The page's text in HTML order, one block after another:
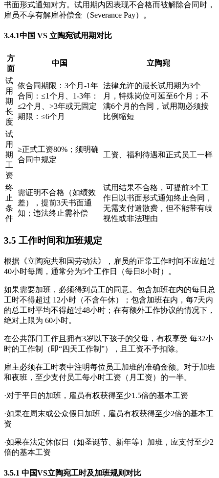
书面形式通知对方。试用期内因表现不合格而被解除合同时，
雇员不享有解雇补偿金（Severance Pay）。
3.4.1中国 VS 立陶宛试用期对比
方
面
中国 立陶宛
试
用
期
长
度
依合同期限：3个月-1年
合同：≤1个月、1-3年：
≤2个月、>3年或无固定
期限：≤6个月
法律允许的最长试用期为3个
月，特殊岗位可延至6个月；不
满6个月的合同，试用期必须按
比例缩短
试
用
期
工
资
≥正式工资80%；须明确
合同中规定
工资、福利待遇和正式员工一样
终
止
条
件
需证明不合格（如绩效
差），提前3天书面通
知；违法终止需补偿
试用结果不合格，可提前3个工
作日以书面形式通知终止合同，
无需支付遣散费，但不能带有歧
视性或非法理由
3.5 工作时间和加班规定
根据《立陶宛共和国劳动法》，雇员的正常工作时间不应超过
40小时每周，通常分为5个工作日（每日8小时）。
如果需要加班，必须得到员工的同意。包含加班在内的每日总
工时不得超过 12小时（不含午休）；包含加班在内，每7天内
的总工时平均不得超过48小时；在有额外工作协议的情况下，
绝对上限为 60小时。
在公共部门工作且拥有3岁以下孩子的父母，有权享受 每32小
时的工作制（即“四天工作制”），且工资不予扣除。
雇主必须在工时表中注明每位员工加班的准确金额。对于加班
和夜班，至少支付员工每小时工资（月工资）的一半。
·对于平日的加班，雇员有权获得至少1.5倍的基本工资
·如果在周末或公众假日加班，雇员有权获得至少2倍的基本工
资
·如果在法定休假日（如圣诞节、新年等）加班，应支付至少2
倍的基本工资
3.5.1 中国VS立陶宛工时及加班规则对比